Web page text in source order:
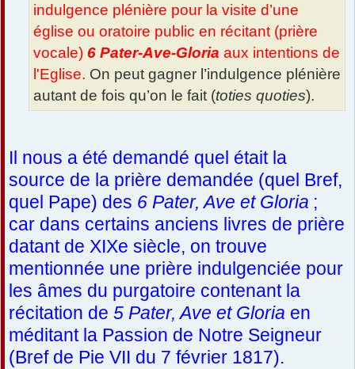
indulgence plénière pour la visite d’une
église ou oratoire public en récitant (prière
vocale) 6 Pater-Ave-Gloria aux intentions de
l'Eglise. On peut gagner l’indulgence plénière
autant de fois qu’on le fait (toties quoties).
Il nous a été demandé quel était la
source de la prière demandée (quel Bref,
quel Pape) des 6 Pater, Ave et Gloria ;
car dans certains anciens livres de prière
datant de XIXe siècle, on trouve
mentionnée une prière indulgenciée pour
les âmes du purgatoire contenant la
récitation de 5 Pater, Ave et Gloria en
méditant la Passion de Notre Seigneur
(Bref de Pie VII du 7 février 1817).